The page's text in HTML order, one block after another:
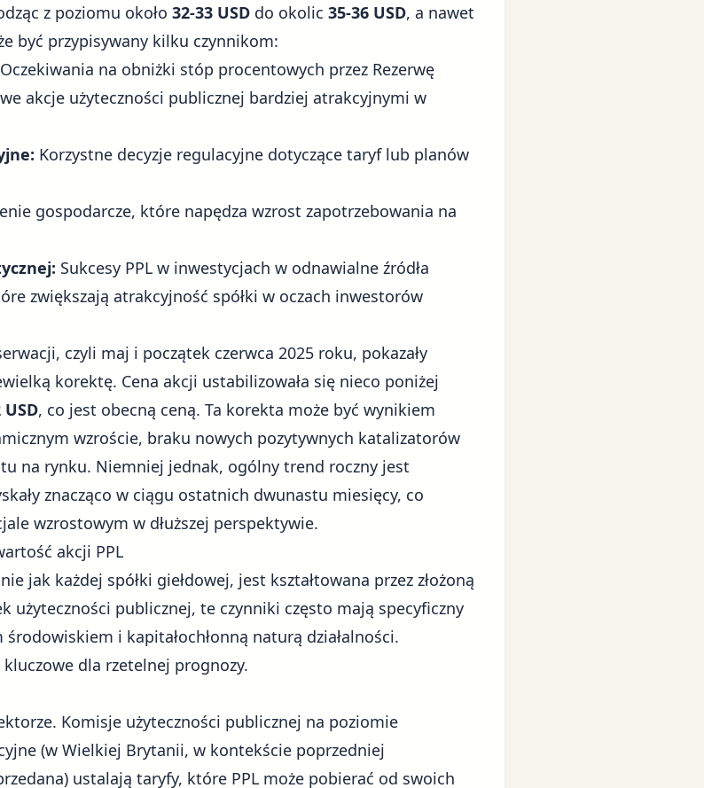
z poziomu około 32-33 USD do okolic 35-36 USD, a nawet
być przypisywany kilku czynnikom:
Oczekiwania na obniżki stóp procentowych przez Rezerwę
akcje użyteczności publicznej bardziej atrakcyjnymi w
Korzystne decyzje regulacyjne dotyczące taryf lub planów
gospodarcze, które napędza wzrost zapotrzebowania na
Sukcesy PPL w inwestycjach w odnawialne źródła
zwiększają atrakcyjność spółki w oczach inwestorów
czyli maj i początek czerwca 2025 roku, pokazały
korektę. Cena akcji ustabilizowała się nieco poniżej
USD, co jest obecną ceną. Ta korekta może być wynikiem
wzroście, braku nowych pozytywnych katalizatorów
na rynku. Niemniej jednak, ogólny trend roczny jest
znacząco w ciągu ostatnich dwunastu miesięcy, co
wzrostowym w dłuższej perspektywie.
akcji PPL
jak każdej spółki giełdowej, jest kształtowana przez złożoną
użyteczności publicznej, te czynniki często mają specyficzny
i kapitałochłonną naturą działalności.
dla rzetelnej prognozy.
Komisje użyteczności publicznej na poziomie
(w Wielkiej Brytanii, w kontekście poprzedniej
ustalają taryfy, które PPL może pobierać od swoich